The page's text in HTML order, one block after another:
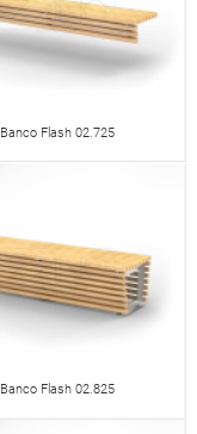
Banco Flash 02.725
Banco Flash 02.825